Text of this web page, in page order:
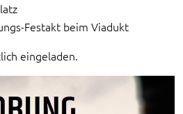
Festakt beim Viadukt
eingeladen.